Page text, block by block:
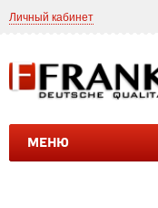
Личный кабинет
МЕНЮ
ДУШЕВЫЕ КАБИНЫ